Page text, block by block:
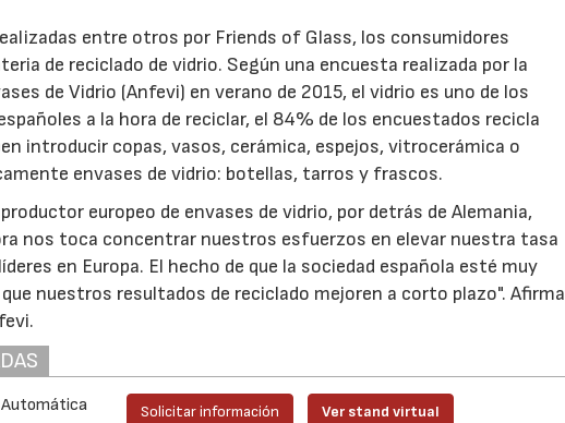
entre otros por Friends of Glass, los consumidores
de reciclado de vidrio. Según una encuesta realizada por la
de Vidrio (Anfevi) en verano de 2015, el vidrio es uno de los
a la hora de reciclar, el 84% de los encuestados recicla
introducir copas, vasos, cerámica, espejos, vitrocerámica o
envases de vidrio: botellas, tarros y frascos.
europeo de envases de vidrio, por detrás de Alemania,
nos toca concentrar nuestros esfuerzos en elevar nuestra tasa
en Europa. El hecho de que la sociedad española esté muy
nuestros resultados de reciclado mejoren a corto plazo". Afirma
Automática
Solicitar información Ver stand virtual